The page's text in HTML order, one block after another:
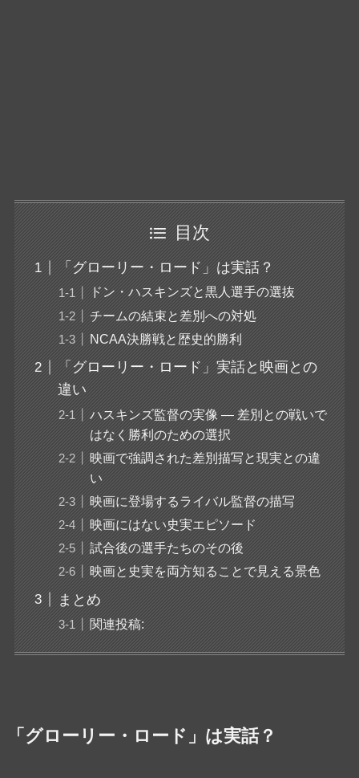
目次
「グローリー・ロード」は実話？
ドン・ハスキンズと黒人選手の選抜
チームの結束と差別への対処
NCAA決勝戦と歴史的勝利
「グローリー・ロード」実話と映画との
違い
ハスキンズ監督の実像 — 差別との戦いで
はなく勝利のための選択
映画で強調された差別描写と現実との違
い
映画に登場するライバル監督の描写
映画にはない史実エピソード
試合後の選手たちのその後
映画と史実を両方知ることで見える景色
まとめ
関連投稿:
「グローリー・ロード」は実話？